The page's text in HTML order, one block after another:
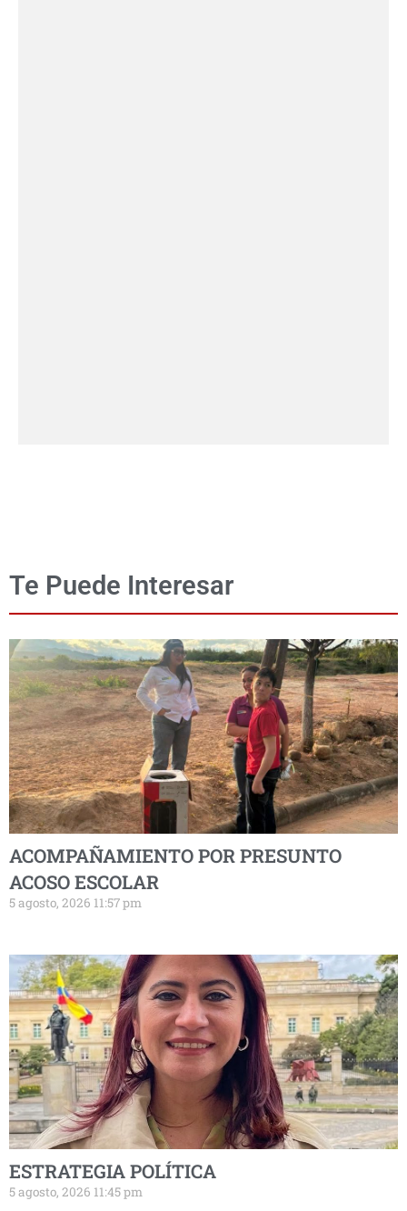
Te Puede Interesar
ACOMPAÑAMIENTO POR PRESUNTO
ACOSO ESCOLAR
5 agosto, 2026 11:57 pm
ESTRATEGIA POLÍTICA
5 agosto, 2026 11:45 pm